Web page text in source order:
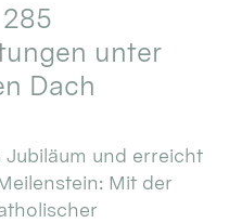
unter
Dach
und erreicht
Mit der